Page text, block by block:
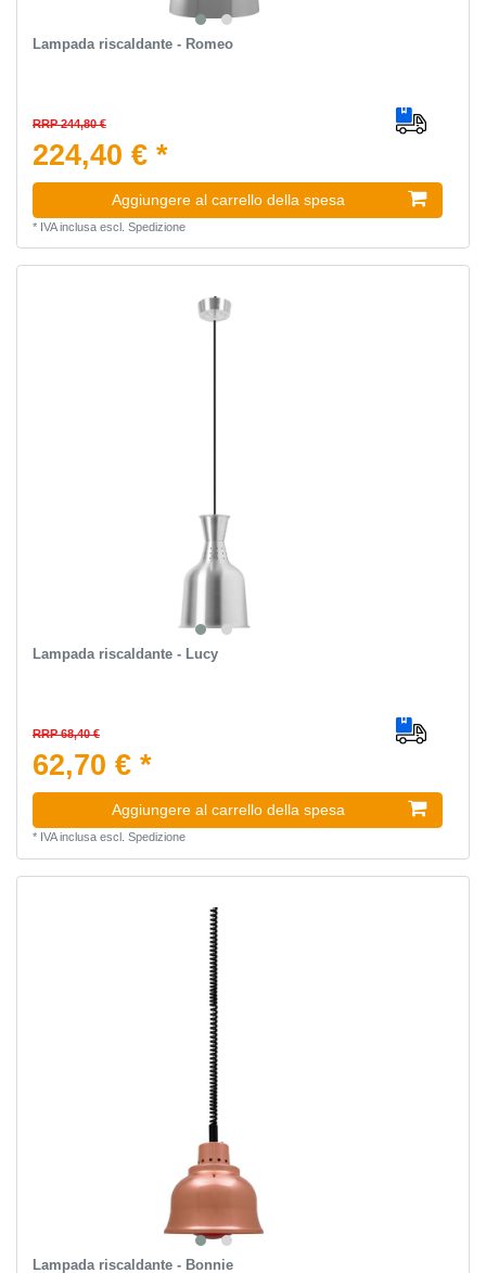
Lampada riscaldante - Romeo
RRP 244,80 €
224,40 € *
Aggiungere al carrello della spesa
* IVA inclusaescl. Spedizione
Lampada riscaldante - Lucy
RRP 68,40 €
62,70 € *
Aggiungere al carrello della spesa
* IVA inclusaescl. Spedizione
Lampada riscaldante - Bonnie